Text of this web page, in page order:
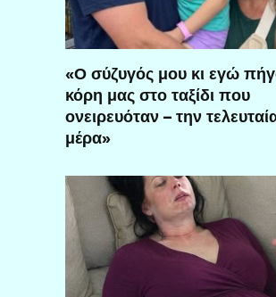
«Ο σύζυγός μου κι εγώ
κόρη μας στο ταξίδι που
ονειρευόταν – την
μέρα»